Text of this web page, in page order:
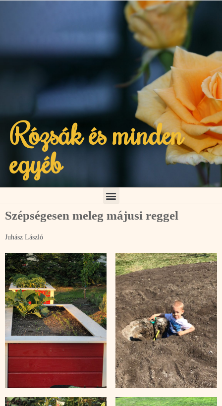
Rózsák és minden
egyéb
Szépségesen meleg májusi reggel
Juhász László